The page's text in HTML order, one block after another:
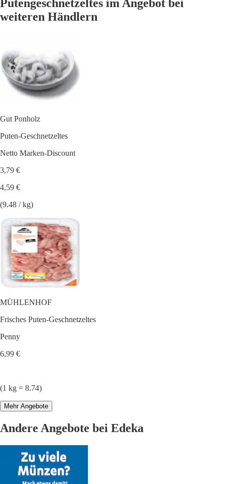
Putengeschnetzeltes im Angebot bei
weiteren Händlern
Gut Ponholz
Puten-Geschnetzeltes
Netto Marken-Discount
3,79 €
4,59 €
(9.48 / kg)
MÜHLENHOF
Frisches Puten-Geschnetzeltes
Penny
6,99 €
(1 kg = 8.74)
Mehr Angebote
Andere Angebote bei Edeka